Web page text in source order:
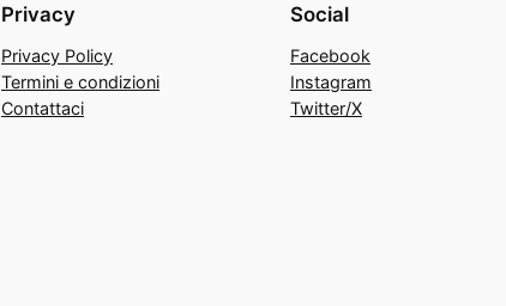
Privacy
Privacy Policy
Termini e condizioni
Contattaci
Social
Facebook
Instagram
Twitter/X